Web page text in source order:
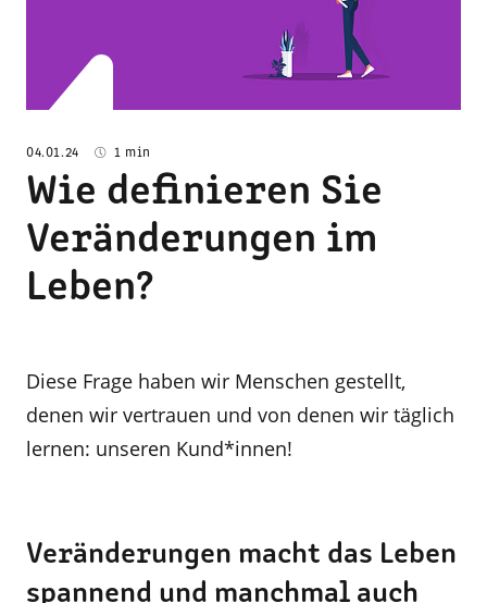
04.01.24 1 min
Wie definieren Sie
Veränderungen im
Leben?
Diese Frage haben wir Menschen gestellt,
denen wir vertrauen und von denen wir täglich
lernen: unseren Kund*innen!
Veränderungen macht das Leben
spannend und manchmal auch